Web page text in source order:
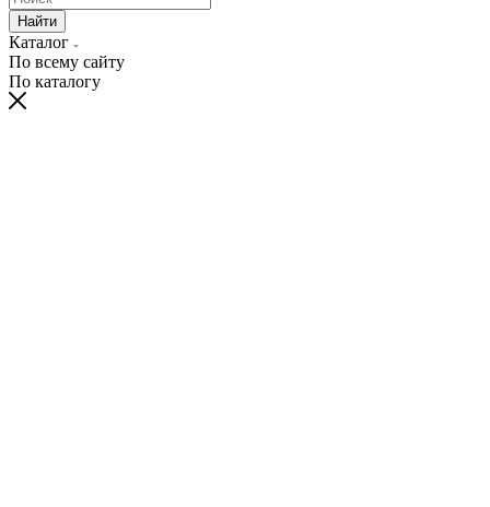
Найти
Каталог
По всему сайту
По каталогу